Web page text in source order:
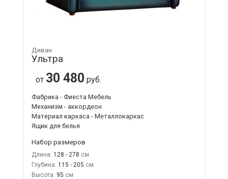
Диван
Ультра
от 30 480 руб.
Фабрика - Фиеста Мебель
Механизм - аккордеон
Материал каркаса - Металлокаркас
Ящик для белья
Набор размеров
Длина: 128 - 278
Глубина: 115 - 205
Высота: 95